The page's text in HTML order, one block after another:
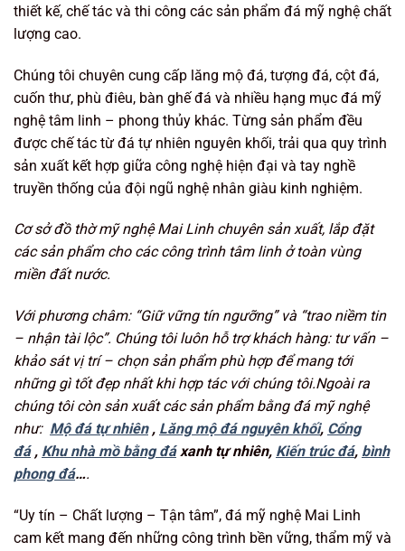
thiết kế, chế tác và thi công các sản phẩm đá mỹ nghệ chất
lượng cao.
Chúng tôi chuyên cung cấp lăng mộ đá, tượng đá, cột đá,
cuốn thư, phù điêu, bàn ghế đá và nhiều hạng mục đá mỹ
nghệ tâm linh – phong thủy khác. Từng sản phẩm đều
được chế tác từ đá tự nhiên nguyên khối, trải qua quy trình
sản xuất kết hợp giữa công nghệ hiện đại và tay nghề
truyền thống của đội ngũ nghệ nhân giàu kinh nghiệm.
Cơ sở đồ thờ mỹ nghệ Mai Linh chuyên sản xuất, lắp đặt
các sản phẩm cho các công trình tâm linh ở toàn vùng
miền đất nước.
Với phương châm: “Giữ vững tín ngưỡng” và “trao niềm tin
– nhận tài lộc”. Chúng tôi luôn hỗ trợ khách hàng: tư vấn –
khảo sát vị trí – chọn sản phẩm phù hợp để mang tới
những gì tốt đẹp nhất khi hợp tác với chúng tôi.Ngoài ra
chúng tôi còn sản xuất các sản phẩm bằng đá mỹ nghệ
như: Mộ đá tự nhiên, Lăng mộ đá nguyên khối, Cổng
đá, Khu nhà mồ bằng đáxanh tự nhiên, Kiến trúc đá, bình
phong đá….
“Uy tín – Chất lượng – Tận tâm”, đá mỹ nghệ Mai Linh
cam kết mang đến những công trình bền vững, thẩm mỹ và